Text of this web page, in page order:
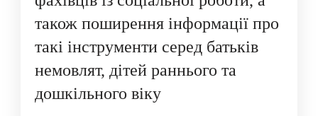
також поширення інформації про
такі інструменти серед батьків
немовлят, дітей раннього та
дошкільного віку